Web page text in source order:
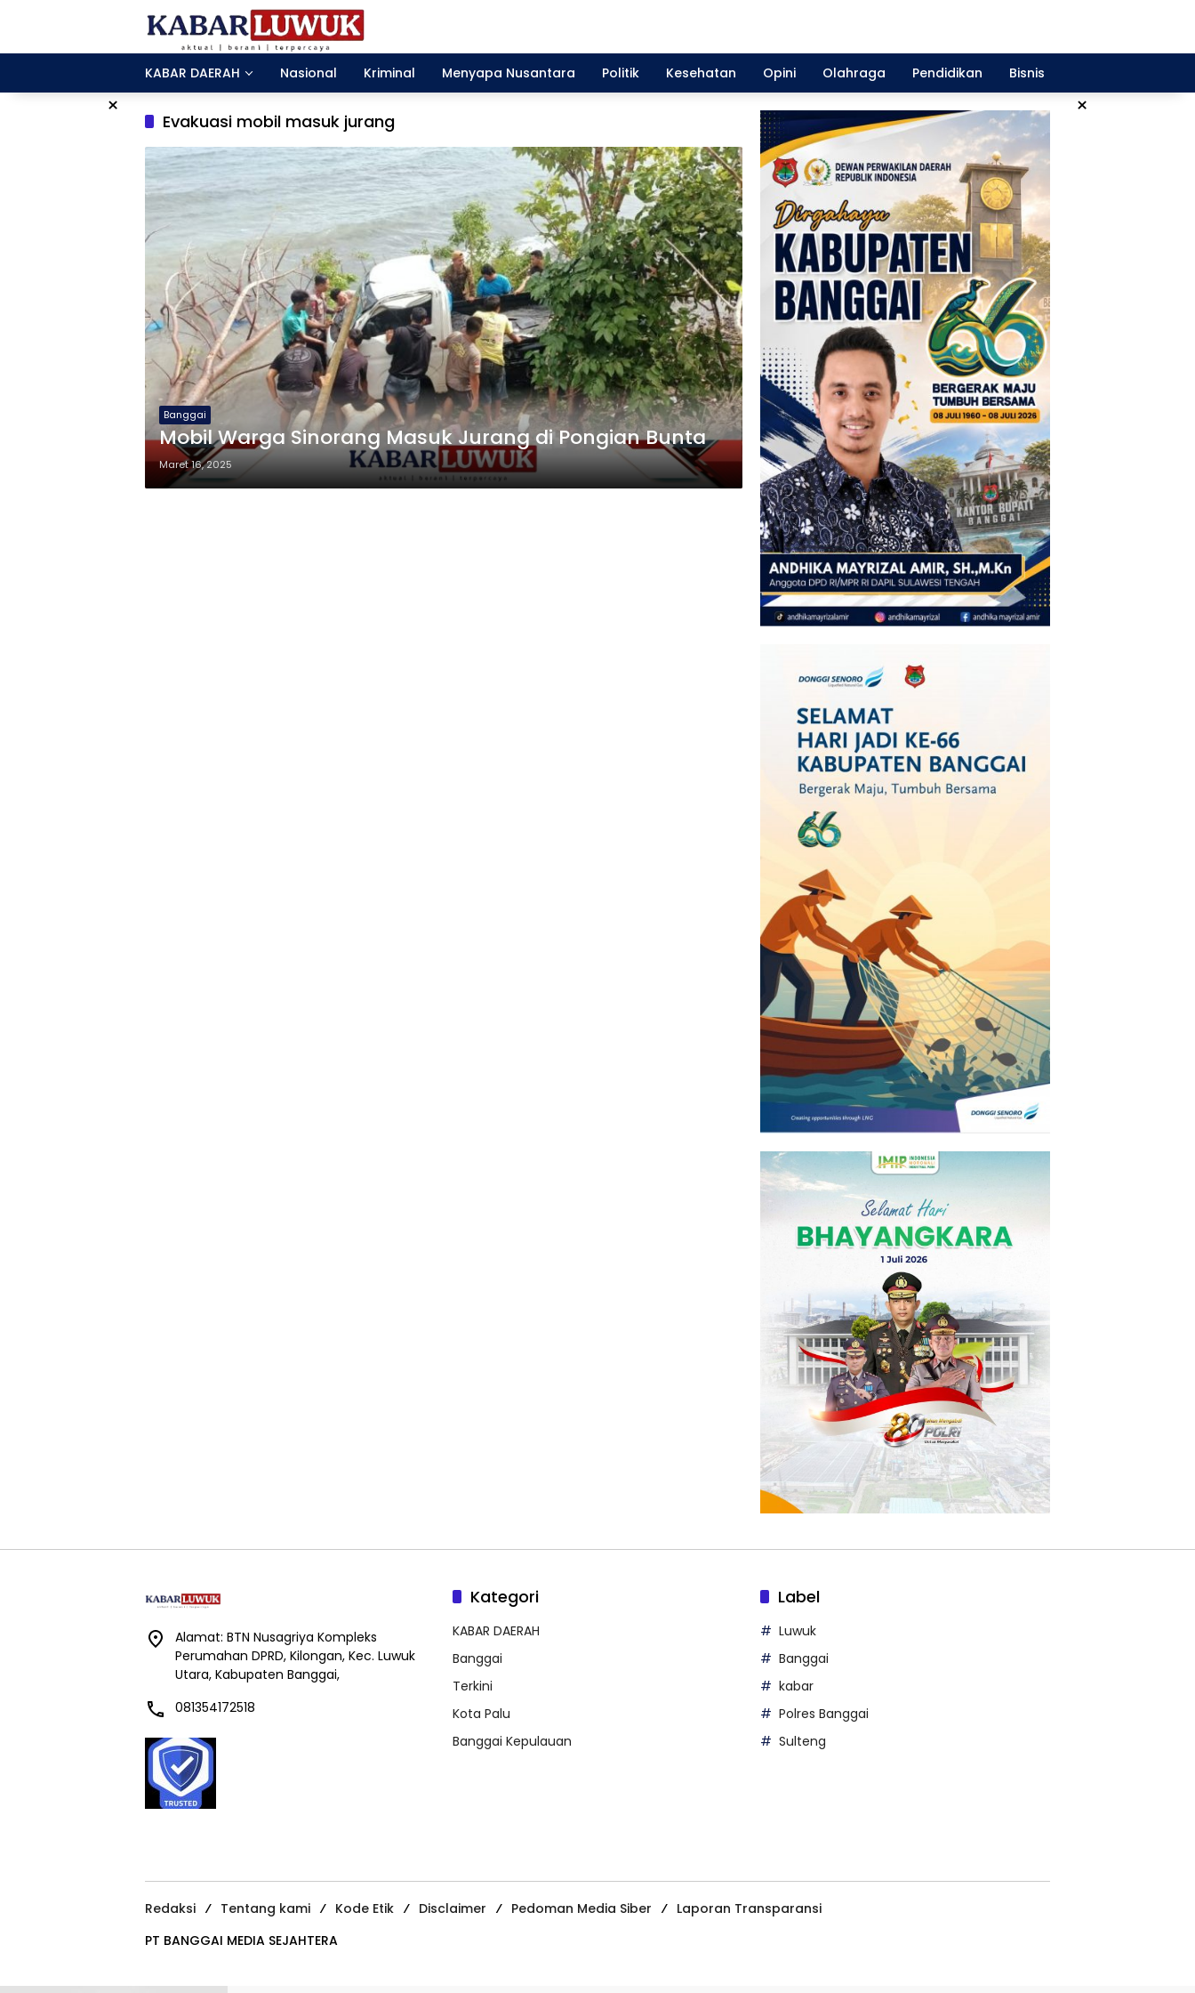
KABAR DAERAH
Nasional Kriminal Menyapa Nusantara Politik Kesehatan Opini Olahraga Pendidikan Bisnis
× ×
Evakuasi mobil masuk jurang
Banggai
Mobil Warga Sinorang Masuk Jurang di Pongian Bunta
Maret 16, 2025
Alamat: BTN Nusagriya Kompleks
Perumahan DPRD, Kilongan, Kec. Luwuk
Utara, Kabupaten Banggai,
081354172518
Kategori
KABAR DAERAH
Banggai
Terkini
Kota Palu
Banggai Kepulauan
Label
Luwuk
Banggai
kabar
Polres Banggai
Sulteng
Redaksi Tentang kami Kode Etik Disclaimer Pedoman Media Siber
Laporan Transparansi
PT BANGGAI MEDIA SEJAHTERA